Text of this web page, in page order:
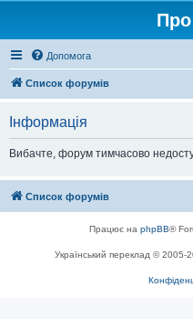
Допомога
Список форумів
Інформація
Вибачте, форум тимчасово
Список форумів
Працює на phpBB®
Український переклад © 2005-